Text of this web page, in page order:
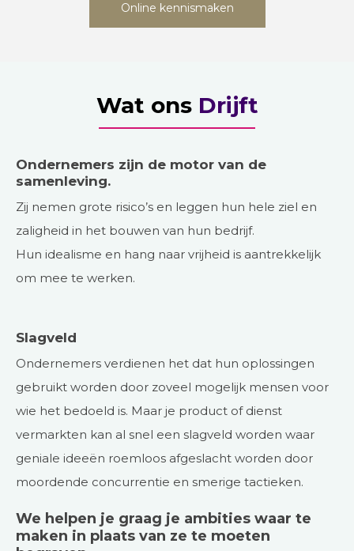
Online kennismaken
Wat onsDrijft
Ondernemers zijn de motor van de
samenleving.
Zij nemen grote risico’s en leggen hun hele ziel en
zaligheid in het bouwen van hun bedrijf.
Hun idealisme en hang naar vrijheid is aantrekkelijk
om mee te werken.
Slagveld
Ondernemers verdienen het dat hun oplossingen
gebruikt worden door zoveel mogelijk mensen voor
wie het bedoeld is. Maar je product of dienst
vermarkten kan al snel een slagveld worden waar
geniale ideeën roemloos afgeslacht worden door
moordende concurrentie en smerige tactieken.
We helpen je graag je ambities waar te
maken in plaats van ze te moeten